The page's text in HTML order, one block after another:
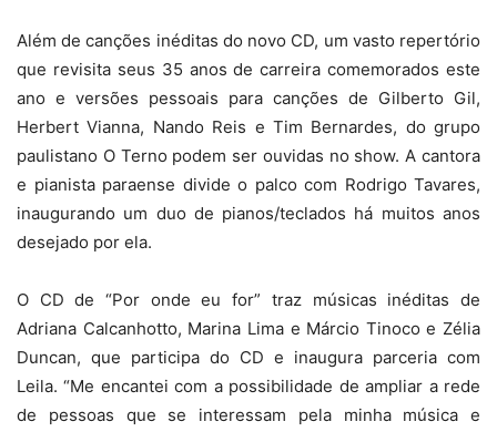
Além de canções inéditas do novo CD, um vasto repertório
que revisita seus 35 anos de carreira comemorados este
ano e versões pessoais para canções de Gilberto Gil,
Herbert Vianna, Nando Reis e Tim Bernardes, do grupo
paulistano O Terno podem ser ouvidas no show. A cantora
e pianista paraense divide o palco com Rodrigo Tavares,
inaugurando um duo de pianos/teclados há muitos anos
desejado por ela.
O CD de “Por onde eu for” traz músicas inéditas de
Adriana Calcanhotto, Marina Lima e Márcio Tinoco e Zélia
Duncan, que participa do CD e inaugura parceria com
Leila. “Me encantei com a possibilidade de ampliar a rede
de pessoas que se interessam pela minha música e